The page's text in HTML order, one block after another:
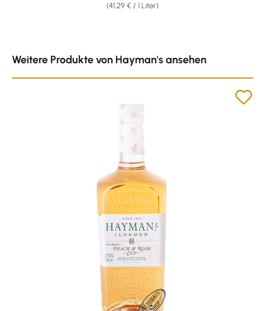
(41,29 € / 1 Liter)
Weitere Produkte von Hayman's ansehen